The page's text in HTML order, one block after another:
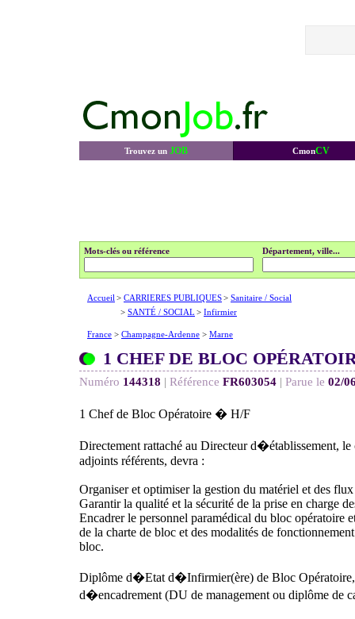
Trouvez un JOB CmonCV
Mots-clés ou référence Département, ville...
Accueil > CARRIERES PUBLIQUES> Sanitaire / Social
> SANTÉ / SOCIAL > Infirmier
France > Champagne-Ardenne > Marne
1 CHEF DE BLOC
Numéro 144318 | Référence FR603054 | Parue le 02/
1 Chef de Bloc Opératoire � H/F
Directement rattaché au Directeur d�établissement, le
adjoints référents, devra :
Organiser et optimiser la gestion du matériel et des
Garantir la qualité et la sécurité de la prise en charge
Encadrer le personnel paramédical du bloc opératoire
de la charte de bloc et des modalités de
bloc.
Diplôme d�Etat d�Infirmier(ère) de Bloc Opératoire,
d�encadrement (DU de management ou diplôme de